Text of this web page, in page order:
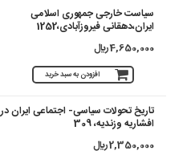
سیاست خارجی جمهوری اسلامی
ایران،دهقانی فیروزآبادی،1252
4,650,000 ريال
افزودن به سبد خرید
تاریخ تحولات سیاسی- اجتماعی ایران در
افشاریه وزندیه، 309
2,350,000 ريال